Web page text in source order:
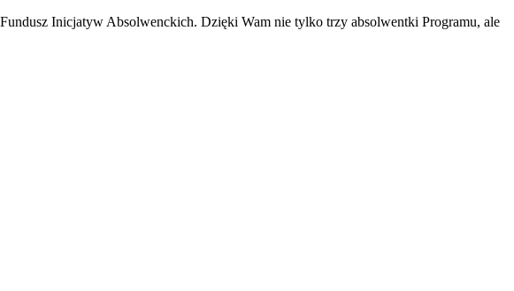
Inicjatyw Absolwenckich. Dzięki Wam nie tylko trzy absolwentki Programu, ale